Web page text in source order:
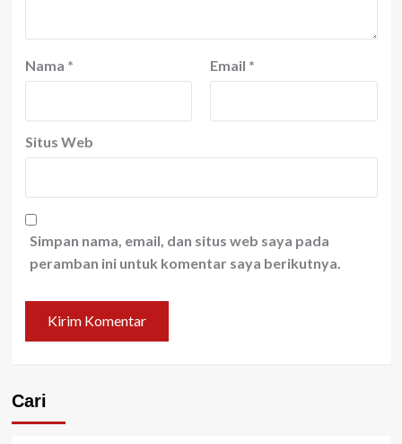
Nama * Email *
Situs Web
Simpan nama, email, dan situs web saya pada
peramban ini untuk komentar saya berikutnya.
Cari